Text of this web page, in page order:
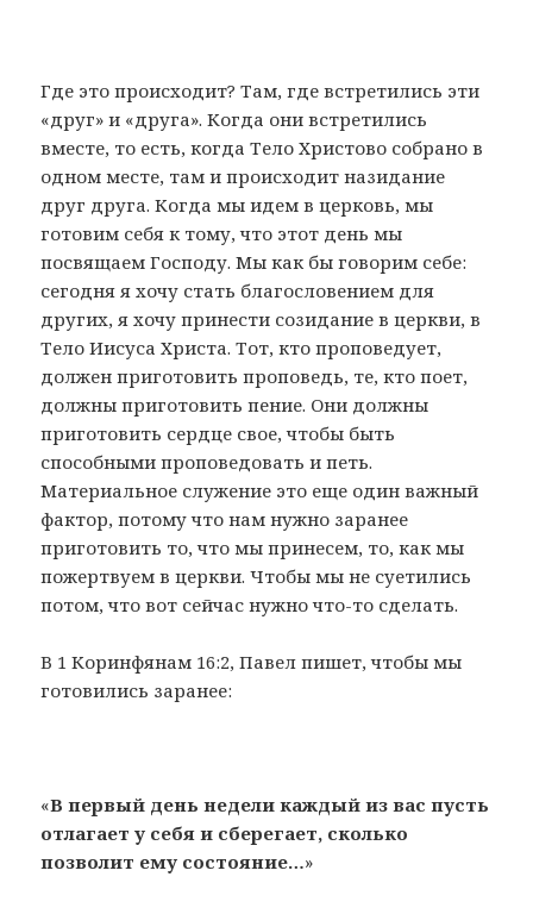
Где это происходит? Там, где встретились эти
«друг» и «друга». Когда они встретились
вместе, то есть, когда Тело Христово собрано в
одном месте, там и происходит назидание
друг друга. Когда мы идем в церковь, мы
готовим себя к тому, что этот день мы
посвящаем Господу. Мы как бы говорим себе:
сегодня я хочу стать благословением для
других, я хочу принести созидание в церкви, в
Тело Иисуса Христа. Тот, кто проповедует,
должен приготовить проповедь, те, кто поет,
должны приготовить пение. Они должны
приготовить сердце свое, чтобы быть
способными проповедовать и петь.
Материальное служение это еще один важный
фактор, потому что нам нужно заранее
приготовить то, что мы принесем, то, как мы
пожертвуем в церкви. Чтобы мы не суетились
потом, что вот сейчас нужно что-то сделать.
В 1 Коринфянам 16:2, Павел пишет, чтобы мы
готовились заранее:
«В первый день недели каждый из вас пусть
отлагает у себя и сберегает, сколько
позволит ему состояние…»